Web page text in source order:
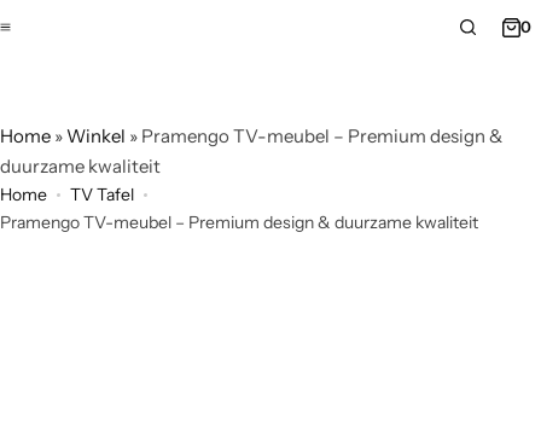
0
Home »Winkel » Pramengo TV-meubel – Premium design &
duurzame kwaliteit
Home
TV Tafel
Pramengo TV-meubel – Premium design & duurzame kwaliteit